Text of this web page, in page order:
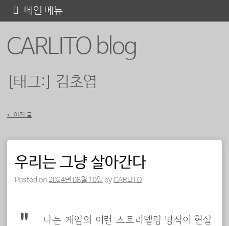
CARLITO blog
메인 메뉴
텐
[태그:] 김초엽
← 이전 글
우리는 그냥 살아간다
Posted on 2024년 08월 10일 byCARLITO
나는 게임의 이런 스토리텔링 방식이 현실